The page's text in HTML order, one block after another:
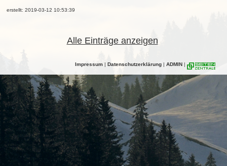
erstellt: 2019-03-12 10:53:39
Alle Einträge anzeigen
Impressum | Datenschutzerklärung | ADMIN |